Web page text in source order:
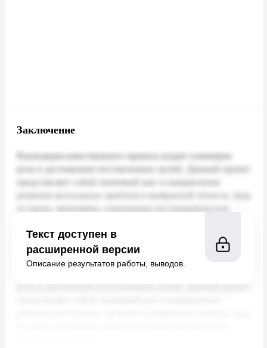
Заключение
Текст доступен в
расширенной версии
Описание результатов работы, выводов.